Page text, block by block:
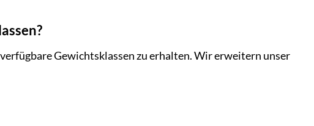
Gewichtsklassen zu erhalten. Wir erweitern unser